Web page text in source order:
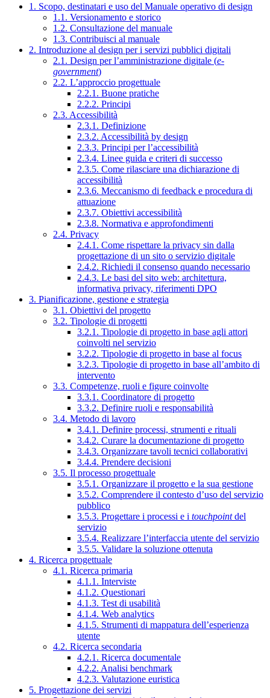
1. Scopo, destinatari e uso del Manuale operativo di design
1.1. Versionamento e storico
1.2. Consultazione del manuale
1.3. Contribuisci al manuale
2. Introduzione al design per i servizi pubblici digitali
2.1. Design per l’amministrazione digitale (e-
government)
2.2. L’approccio progettuale
2.2.1. Buone pratiche
2.2.2. Principi
2.3. Accessibilità
2.3.1. Definizione
2.3.2. Accessibilità by design
2.3.3. Principi per l’accessibilità
2.3.4. Linee guida e criteri di successo
2.3.5. Come rilasciare una dichiarazione di
accessibilità
2.3.6. Meccanismo di feedback e procedura di
attuazione
2.3.7. Obiettivi accessibilità
2.3.8. Normativa e approfondimenti
2.4. Privacy
2.4.1. Come rispettare la privacy sin dalla
progettazione di un sito o servizio digitale
2.4.2. Richiedi il consenso quando necessario
2.4.3. Le basi del sito web: architettura,
informativa privacy, riferimenti DPO
3. Pianificazione, gestione e strategia
3.1. Obiettivi del progetto
3.2. Tipologie di progetti
3.2.1. Tipologie di progetto in base agli attori
coinvolti nel servizio
3.2.2. Tipologie di progetto in base al focus
3.2.3. Tipologie di progetto in base all’ambito di
intervento
3.3. Competenze, ruoli e figure coinvolte
3.3.1. Coordinatore di progetto
3.3.2. Definire ruoli e responsabilità
3.4. Metodo di lavoro
3.4.1. Definire processi, strumenti e rituali
3.4.2. Curare la documentazione di progetto
3.4.3. Organizzare tavoli tecnici collaborativi
3.4.4. Prendere decisioni
3.5. Il processo progettuale
3.5.1. Organizzare il progetto e la sua gestione
3.5.2. Comprendere il contesto d’uso del servizio
pubblico
3.5.3. Progettare i processi e i touchpointdel
servizio
3.5.4. Realizzare l’interfaccia utente del servizio
3.5.5. Validare la soluzione ottenuta
4. Ricerca progettuale
4.1. Ricerca primaria
4.1.1. Interviste
4.1.2. Questionari
4.1.3. Test di usabilità
4.1.4. Web analytics
4.1.5. Strumenti di mappatura dell’esperienza
utente
4.2. Ricerca secondaria
4.2.1. Ricerca documentale
4.2.2. Analisi benchmark
4.2.3. Valutazione euristica
5. Progettazione dei servizi